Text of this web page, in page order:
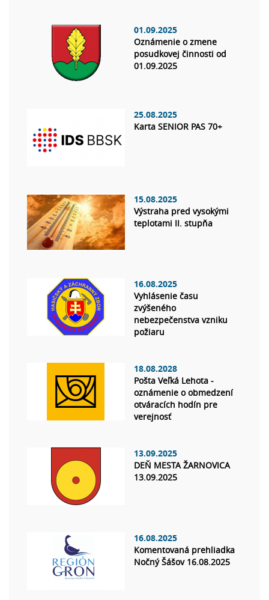
01.09.2025
Oznámenie o zmene
posudkovej činnosti od
01.09.2025
25.08.2025
Karta SENIOR PAS 70+
15.08.2025
Výstraha pred vysokými
teplotami II. stupňa
16.08.2025
Vyhlásenie času
zvýšeného
nebezpečenstva vzniku
požiaru
18.08.2028
Pošta Veľká Lehota -
oznámenie o obmedzení
otváracích hodín pre
verejnosť
13.09.2025
DEŇ MESTA ŽARNOVICA
13.09.2025
16.08.2025
Komentovaná prehliadka
Nočný Šášov 16.08.2025